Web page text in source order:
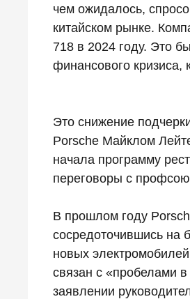
чем ожидалось,
китайском рынке.
718 в 2024 году. Это
финансового кризиса,
Это снижение
Porsche Майклом
начала программу
переговоры с
В прошлом году
сосредоточившись на
новых
связан с «пробелами
заявлении